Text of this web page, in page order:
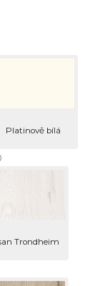
Platinově bílá
Trondheim